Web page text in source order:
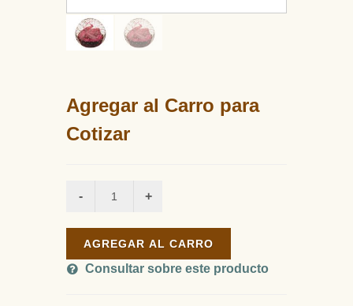
Agregar al Carro para
Cotizar
AGREGAR AL CARRO
Consultar sobre este producto